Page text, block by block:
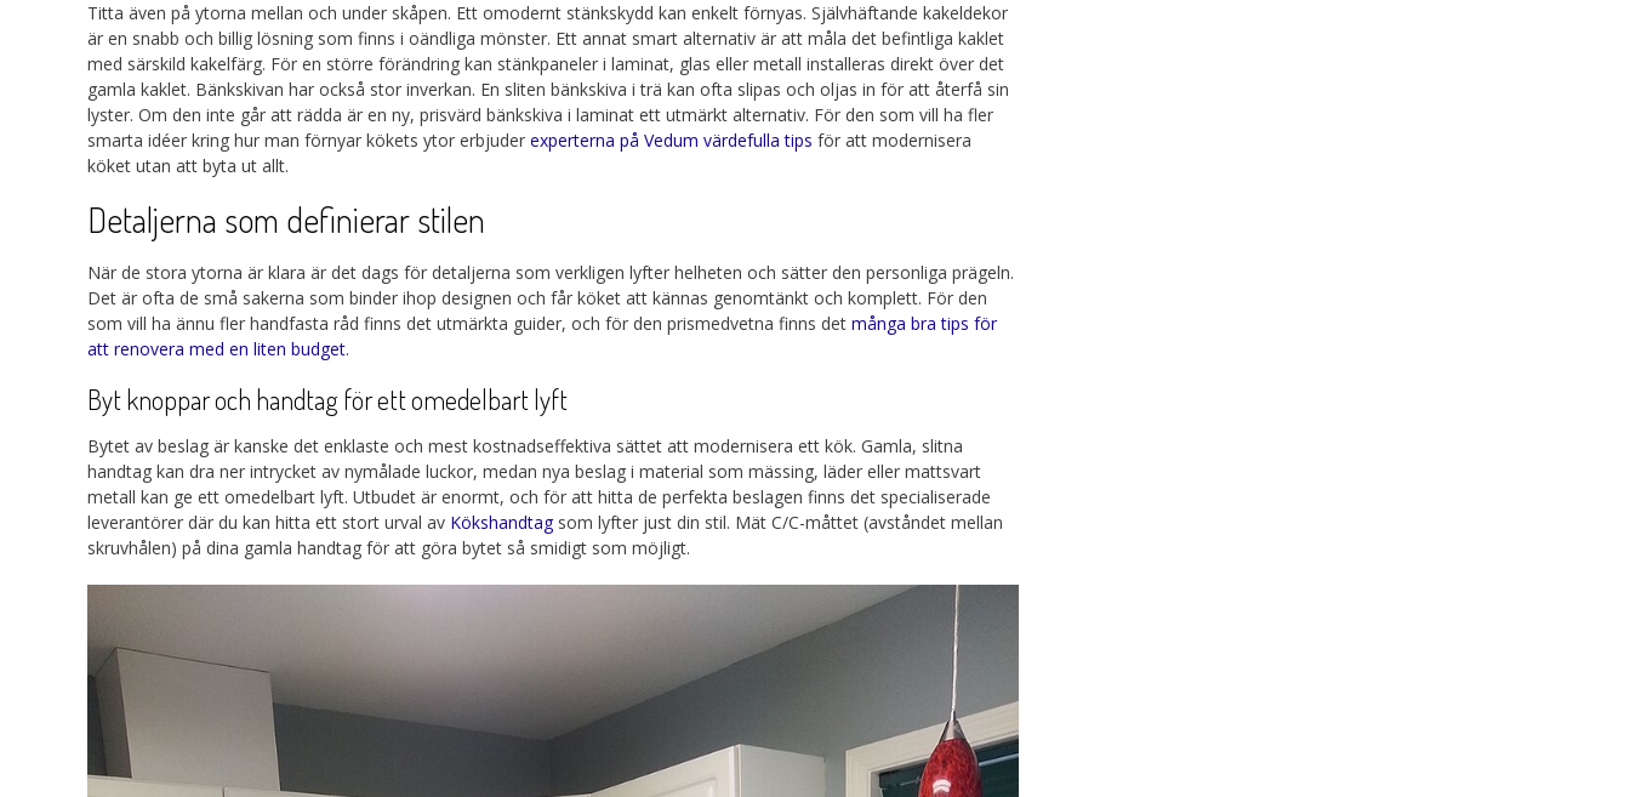
Titta även på ytorna mellan och under skåpen. Ett omodernt stänkskydd kan enkelt förnyas. Självhäftande kakeldekor
är en snabb och billig lösning som finns i oändliga mönster. Ett annat smart alternativ är att måla det befintliga kaklet
med särskild kakelfärg. För en större förändring kan stänkpaneler i laminat, glas eller metall installeras direkt över det
gamla kaklet. Bänkskivan har också stor inverkan. En sliten bänkskiva i trä kan ofta slipas och oljas in för att återfå sin
lyster. Om den inte går att rädda är en ny, prisvärd bänkskiva i laminat ett utmärkt alternativ. För den som vill ha fler
smarta idéer kring hur man förnyar kökets ytor erbjuder experterna på Vedum värdefulla tips för att modernisera
köket utan att byta ut allt.
Detaljerna som definierar stilen
När de stora ytorna är klara är det dags för detaljerna som verkligen lyfter helheten och sätter den personliga prägeln.
Det är ofta de små sakerna som binder ihop designen och får köket att kännas genomtänkt och komplett. För den
som vill ha ännu fler handfasta råd finns det utmärkta guider, och för den prismedvetna finns det många bra tips för
att renovera med en liten budget.
Byt knoppar och handtag för ett omedelbart lyft
Bytet av beslag är kanske det enklaste och mest kostnadseffektiva sättet att modernisera ett kök. Gamla, slitna
handtag kan dra ner intrycket av nymålade luckor, medan nya beslag i material som mässing, läder eller mattsvart
metall kan ge ett omedelbart lyft. Utbudet är enormt, och för att hitta de perfekta beslagen finns det specialiserade
leverantörer där du kan hitta ett stort urval av Kökshandtagsom lyfter just din stil. Mät C/C-måttet (avståndet mellan
skruvhålen) på dina gamla handtag för att göra bytet så smidigt som möjligt.